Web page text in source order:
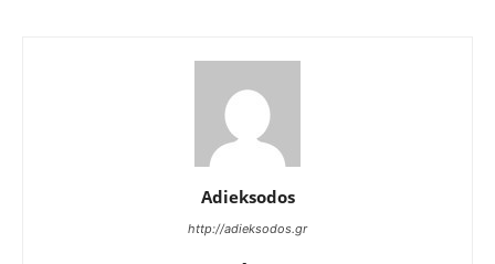
Adieksodos
http://adieksodos.gr